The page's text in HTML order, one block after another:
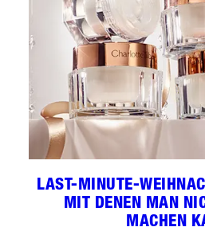
LAST-MINUTE-
MIT DENEN MAN
MACHEN